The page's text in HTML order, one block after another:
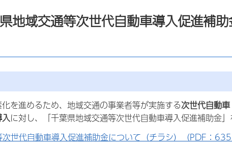
地域交通等次世代自動車導入促進補
を進めるため、地域交通の事業者等が実施する次世代自動
に対し、「千葉県地域交通等次世代自動車導入促進補助金」
世代自動車導入促進補助金について（チラシ）（PDF：